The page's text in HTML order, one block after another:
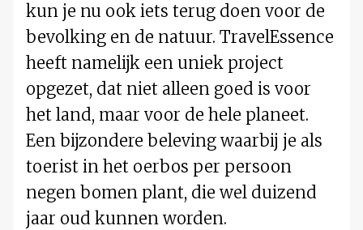
kun je nu ook iets terug doen voor de
bevolking en de natuur. TravelEssence
heeft namelijk een uniek project
opgezet, dat niet alleen goed is voor
het land, maar voor de hele planeet.
Een bijzondere beleving waarbij je als
toerist in het oerbos per persoon
negen bomen plant, die wel duizend
jaar oud kunnen worden.